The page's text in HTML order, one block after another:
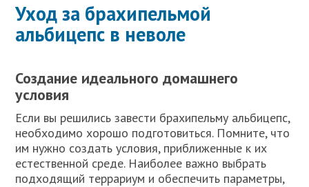
Уход за брахипельмой
альбицепс в неволе
Создание идеального домашнего
условия
Если вы решились завести брахипельму альбицепс,
необходимо хорошо подготовиться. Помните, что
им нужно создать условия, приближенные к их
естественной среде. Наиболее важно выбрать
подходящий террариум и обеспечить параметры,